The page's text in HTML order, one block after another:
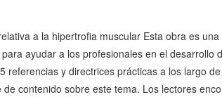
a la hipertrofia muscular Esta obra es
ayudar a los profesionales en el desarrollo
referencias y directrices prácticas a los largo
contenido sobre este tema. Los lectores